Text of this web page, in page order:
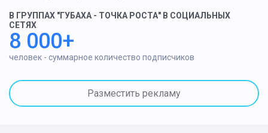
В ГРУППАХ "ГУБАХА - ТОЧКА РОСТА" В СОЦИАЛЬНЫХ
СЕТЯХ
8 000+
человек - суммарное количество подписчиков
Разместить рекламу